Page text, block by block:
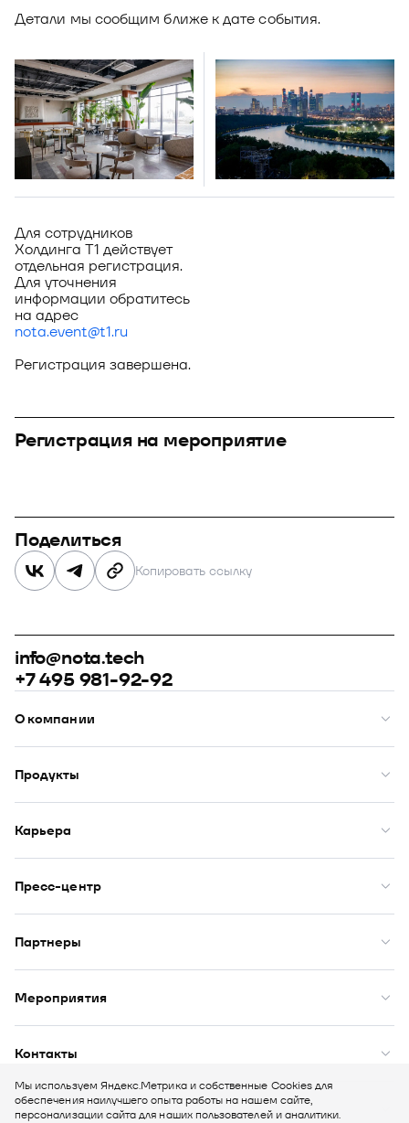
Детали мы сообщим ближе к дате события.
Для сотрудников
Холдинга Т1 действует
отдельная регистрация.
Для уточнения
информации обратитесь
на адрес
nota.event@t1.ru
Регистрация завершена.
Регистрация на мероприятие
Поделиться
Копировать ссылку
info@nota.tech
+7 495 981-92-92
О компании
О нас
Премии
Рейтинги
Кейсы
Закупки
ИТ-аккредитация
Продукты
Модус
Купол
Сфера
Визор
Юнион
Оазис
Карьера
Вакансии
Бенефиты
Начало карьеры
Пресс-центр
Новости
Публикации
Пресс-кит
Фотоальбомы
Партнеры
Партнеры
Партнерская программа
Мероприятия
Мероприятия
Контакты
Связаться с нами
Информация
Мы используем Яндекс.Метрика и собственные Сookies для
обеспечения наилучшего опыта работы на нашем сайте,
персонализации сайта для наших пользователей и аналитики.